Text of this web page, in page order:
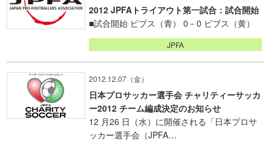
2012 JPFAトライアウト第一試合：試合開始
■試合開始 ビブス（青） 0－0 ビブス（黄）
JPFA
2012.12.07（金）
日本プロサッカー選手会 チャリティーサッカ
ー2012 チーム編成決定のお知らせ
12 月26 日（水）に開催される「日本プロサ
ッカー選手会（JPFA…